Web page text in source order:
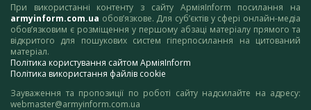
При використанні контенту з сайту АрміяInform посилання на
armyinform.com.ua обов’язкове. Для суб’єктів у сфері онлайн-медіа
обов’язковим є розміщення у першому абзаці матеріалу прямого та
відкритого для пошукових систем гіперпосилання на цитований
матеріал.
Політика користування сайтом АрміяInform
Політика використання файлів cookie
Зауваження та пропозиції по роботі сайту надсилайте на адресу:
webmaster@armyinform.com.ua